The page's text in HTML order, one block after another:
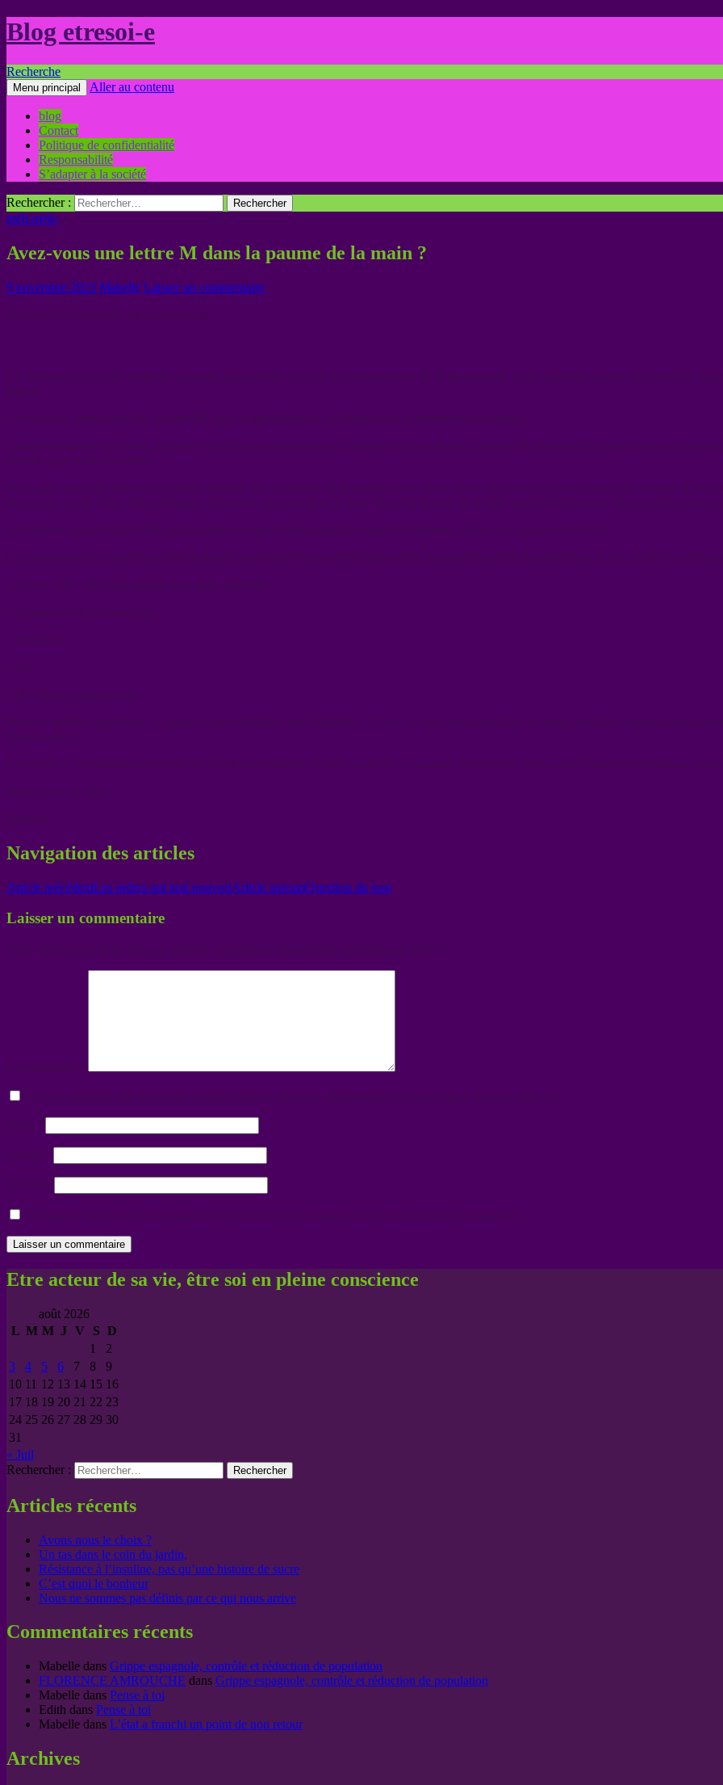
Blog etresoi-e
Recherche
Menu principal Aller au contenu
blog
Contact
Politique de confidentialité
Responsabilité
S’adapter à la société
Rechercher :
méli-mélo
Avez-vous une lettre M dans la paume de la main ?
9 novembre 2023 Mabelle Laisser un commentaire
Navigation des articles
Article précédentLes ordres ont tout pouvoirArticle suivantQuestion du jour
Laisser un commentaire
Etre acteur de sa vie, être soi en pleine conscience
août 2026
L M M J V S D
1
2
3
4 5 6 7 8
9
10 11 12 13 14 15 16
17 18 19 20 21 22 23
24 25 26 27 28 29 30
31
« Juil
Rechercher :
Articles récents
Avons nous le choix ?
Un tas dans le coin du jardin,
Résistance à l’insuline, pas qu’une histoire de sucre
C’est quoi le bonheur
Nous ne sommes pas définis par ce qui nous arrive
Commentaires récents
Mabelle dans Grippe espagnole, contrôle et réduction de population
FLORENCE AMROUCHE dans Grippe espagnole, contrôle et réduction de population
Mabelle dans Pense à toi
Edith dans Pense à toi
Mabelle dans L’état a franchi un point de non retour
Archives